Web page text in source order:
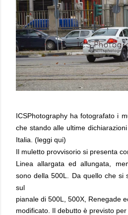
ICSPhotography ha fotografato i
che stando alle ultime
Italia. (leggi qui)
Il muletto provvisorio si presenta
Linea allargata ed allungata,
sono della 500L. Da quello che si
sul
pianale di 500L, 500X, Renegade
modificato. Il debutto è previsto per